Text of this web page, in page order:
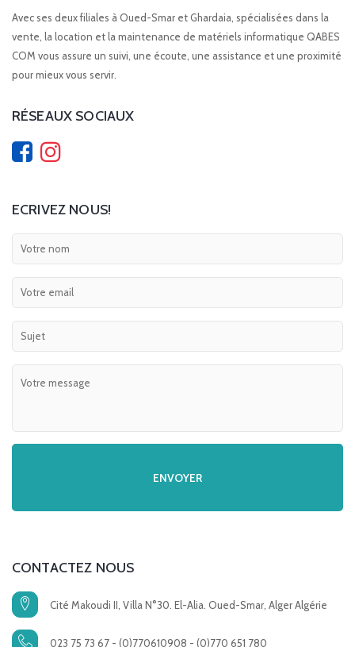
Avec ses deux filiales à Oued-Smar et Ghardaia, spécialisées dans la
vente, la location et la maintenance de matériels informatique QABES
COM vous assure un suivi, une écoute, une assistance et une proximité
pour mieux vous servir.
RÉSEAUX SOCIAUX
ECRIVEZ NOUS!
CONTACTEZ NOUS
Cité Makoudi II, Villa N°30. El-Alia. Oued-Smar, Alger Algérie
023 75 73 67 - (0)770610908 - (0)770 651 780